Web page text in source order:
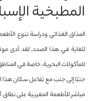
المطبخية
المذاق الغذائي ودراسة تنوع
للغاية في هذا الصدد. لقد أدى
للمأكولات البحرية، خاصة في
جنبًا إلى جنب مع تفاعل سكان هذا
مباشر للأطعمة المغربية على